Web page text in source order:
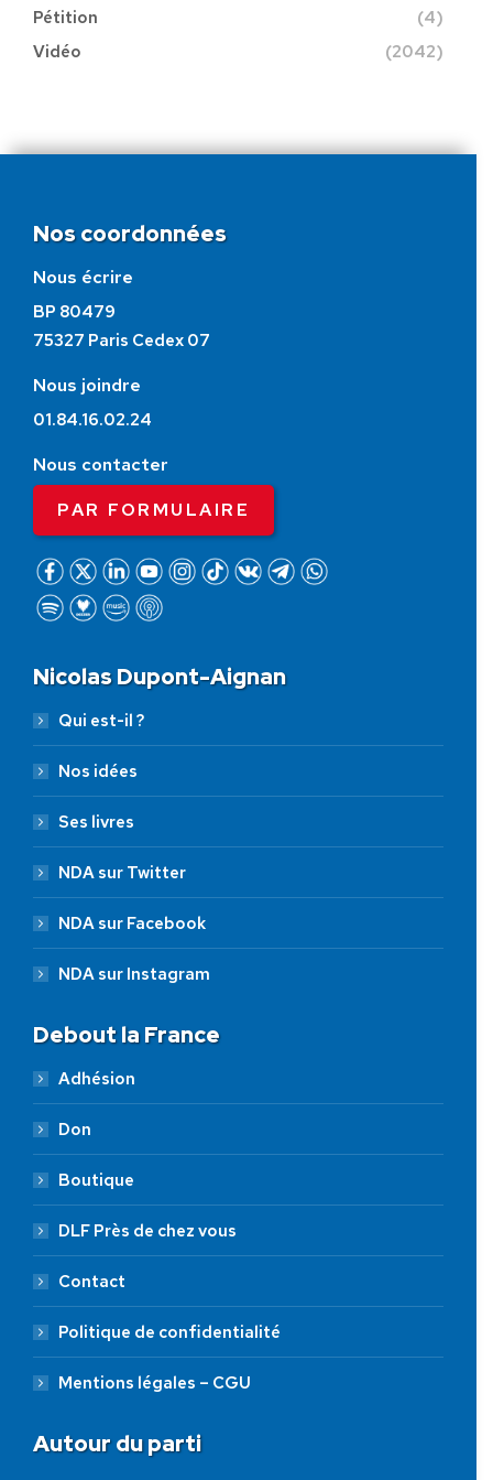
Pétition
(4)
Vidéo
(2042)
Nos coordonnées
Nous écrire
BP 80479
75327 Paris Cedex 07
Nous joindre
01.84.16.02.24
Nous contacter
PAR FORMULAIRE
Nicolas Dupont-Aignan
Qui est-il ?
Nos idées
Ses livres
NDA sur Twitter
NDA sur Facebook
NDA sur Instagram
Debout la France
Adhésion
Don
Boutique
DLF Près de chez vous
Contact
Politique de confidentialité
Mentions légales – CGU
Autour du parti